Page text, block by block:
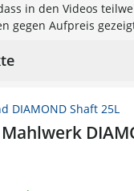
in den Videos
gegen Aufpreis